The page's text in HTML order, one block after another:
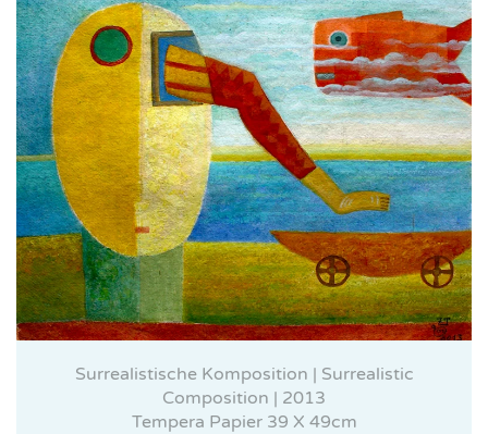
Surrealistische Komposition | Surrealistic
Composition | 2013
Tempera Papier 39 X 49cm